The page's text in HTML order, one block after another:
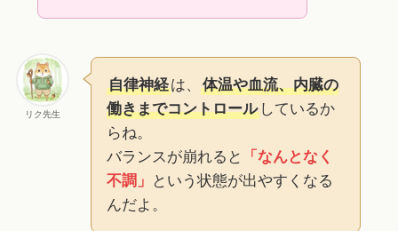
リク先生
自律神経は、
体温や血流、内臓の
働きまでコントロールしているか
らね。
バランスが崩れると
「なんとなく
不調」
という状態が出やすくなる
んだよ。